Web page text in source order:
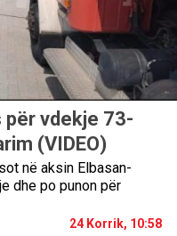
për vdekje 73-
(VIDEO)
në aksin Elbasan-
dhe po punon për
24 Korrik, 10:58